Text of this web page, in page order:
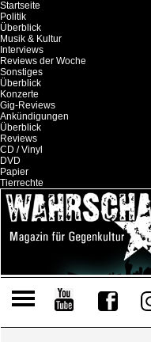
Startseite
Politik
Überblick
Musik & Kultur
Interviews
Reviews der Woche
Sonstiges
Überblick
Konzerte
Gig-Reviews
Ankündigungen
Überblick
Reviews
CD / Vinyl
DVD
Papier
Tierrechte